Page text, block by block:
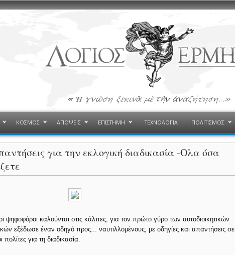
ΚΟΣΜΟΣ ΑΠΟΨΕΙΣ ΕΠΙΣΤΗΜΗ ΤΕΧΝΟΛΟΓΙΑ ΠΟΛΙΤΙΣΜΟΣ
για την εκλογική διαδικασία -Ολα όσα
ψηφοφόροι καλούνται στις κάλπες, για τον πρώτο γύρο των αυτοδιοικητικών
εξέδωσε έναν οδηγό προς... ναυτιλλομένους, με οδηγίες και απαντήσεις σε
για τη διαδικασία.